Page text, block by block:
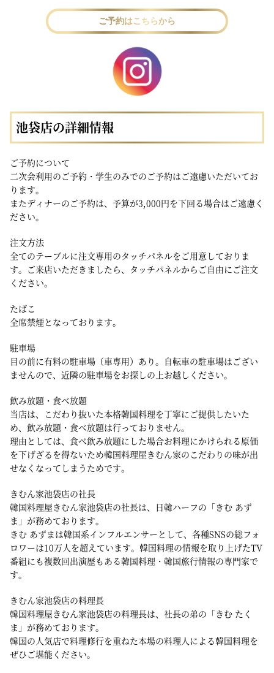
ご予約はこちらから
池袋店の詳細情報
ご予約について
二次会利用のご予約・学生のみでのご予約はご遠慮いただいてお
ります。
またディナーのご予約は、予算が3,000円を下回る場合はご遠慮く
ださい。
注文方法
全てのテーブルに注文専用のタッチパネルをご用意しておりま
す。ご来店いただきましたら、タッチパネルからご自由にご注文
ください。
たばこ
全席禁煙となっております。
駐車場
目の前に有料の駐車場（車専用）あり。自転車の駐車場はござい
ませんので、近隣の駐車場をお探しの上お越しください。
飲み放題・食べ放題
当店は、こだわり抜いた本格韓国料理を丁寧にご提供したいた
め、飲み放題・食べ放題は行っておりません。
理由としては、食べ飲み放題にした場合お料理にかけられる原価
を下げざるを得ないため韓国料理屋きむん家のこだわりの味が出
せなくなってしまうためです。
きむん家池袋店の社長
韓国料理屋きむん家池袋店の社長は、日韓ハーフの「きむ あず
ま」が務めております。
きむ あずまは韓国系インフルエンサーとして、各種SNSの総フォ
ロワーは10万人を超えています。韓国料理の情報を取り上げたTV
番組にも複数回出演歴もある韓国料理・韓国旅行情報の専門家で
す。
きむん家池袋店の料理長
韓国料理屋きむん家池袋店の料理長は、社長の弟の「きむ たく
ま」が務めております。
韓国の人気店で料理修行を重ねた本場の料理人による韓国料理を
ぜひご堪能ください。